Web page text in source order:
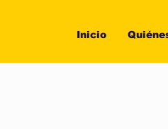
Inicio